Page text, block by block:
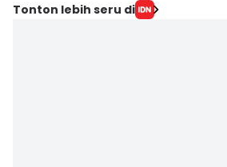
Tonton lebih seru di